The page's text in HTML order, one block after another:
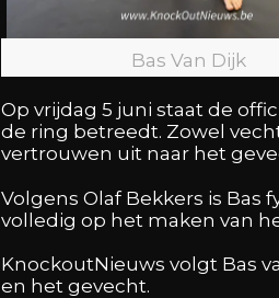
Bas Van Dijk
Op vrijdag 5 juni staat de
de ring betreedt. Zowel
vertrouwen uit naar het
Volgens Olaf Bekkers is Bas
volledig op het maken van
KnockoutNieuws volgt Bas
en het gevecht.